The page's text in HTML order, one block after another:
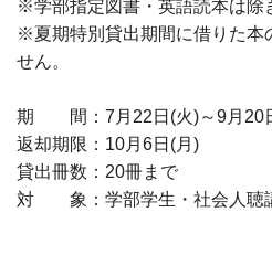
※学部指定図書・英語読本は除
※夏期特別貸出期間に借りた本
せん。
期 間：7月22日(火)～9月20
返却期限：10月6日(月)
貸出冊数：20冊まで
対 象：学部学生・社会人聴